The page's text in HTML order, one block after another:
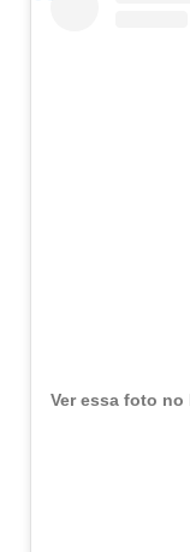
Ver essa foto no